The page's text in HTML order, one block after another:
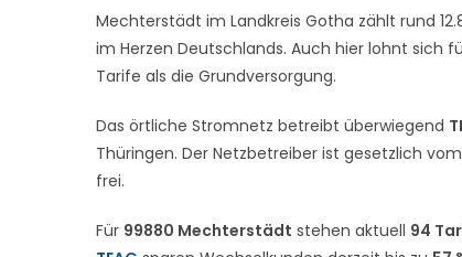
Mechterstädt im Landkreis Gotha zählt rund
im Herzen Deutschlands. Auch hier lohnt sich
Tarife als die Grundversorgung.
Das örtliche Stromnetz betreibt überwiegend
Thüringen. Der Netzbetreiber ist gesetzlich
frei.
Für 99880 Mechterstädt stehen aktuell 94